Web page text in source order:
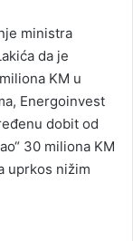
ministra
da je
KM u
Energoinvest
dobit od
30 miliona KM
uprkos nižim